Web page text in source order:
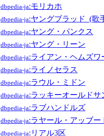
dbpedia-ja:モリカホ
dbpedia-ja:ヤングブラッド_(歌
dbpedia-ja:ヤング・パンクス
dbpedia-ja:ヤング・リーン
dbpedia-ja:ライアン・ヘムズワ
dbpedia-ja:ライノセラス
dbpedia-ja:ラウル・ミドン
dbpedia-ja:ラッキーオールドサ
dbpedia-ja:ラブハンドルズ
dbpedia-ja:ラヤール・アッブー
dbpedia-ja:リアル3区